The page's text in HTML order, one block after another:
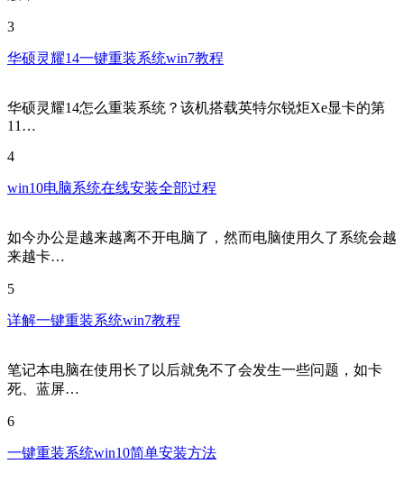
3
华硕灵耀14一键重装系统win7教程
华硕灵耀14怎么重装系统？该机搭载英特尔锐炬Xe显卡的第
11…
4
win10电脑系统在线安装全部过程
如今办公是越来越离不开电脑了，然而电脑使用久了系统会越
来越卡…
5
详解一键重装系统win7教程
笔记本电脑在使用长了以后就免不了会发生一些问题，如卡
死、蓝屏…
6
一键重装系统win10简单安装方法